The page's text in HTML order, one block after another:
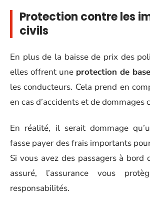
Protection contre les
civils
En plus de la baisse de prix des
elles offrent une protection de
les conducteurs. Cela prend en
en cas d’accidents et de dommages
En réalité, il serait dommage
fasse payer des frais importants
Si vous avez des passagers à bord
assuré, l’assurance vous
responsabilités.